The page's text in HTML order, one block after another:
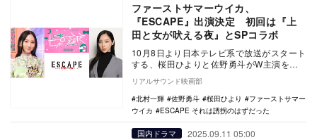
ファーストサマーウイカ、
『ESCAPE』出演決定 初回は『上
田と女が吠える夜』とSPコラボ
10月8日より日本テレビ系で放送がスタート
する、桜田ひよりと佐野勇斗がW主演を務
める新水曜ドラマ『ESCAPE それは誘拐の
はず…
リアルサウンド映画部
北村一輝
佐野勇斗 桜田ひより
ファーストサマー
ウイカ
ESCAPE それは誘拐のはずだった
国内ドラマ 2025.09.11 05:00